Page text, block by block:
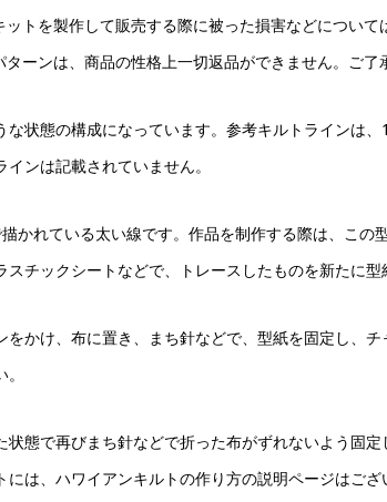
トを製作して販売する際に被った損害などについて
ーンは、商品の性格上一切返品ができません。ご了
な状態の構成になっています。参考キルトラインは
ンは記載されていません。
かれている太い線です。作品を制作する際は、この
スチックシートなどで、トレースしたものを新たに型
をかけ、布に置き、まち針などで、型紙を固定し、
状態で再びまち針などで折った布がずれないよう固
には、ハワイアンキルトの作り方の説明ページはご